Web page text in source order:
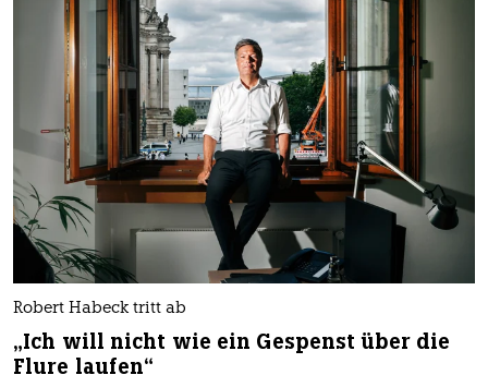
Robert Habeck tritt ab
„Ich will nicht wie ein Gespenst über die
Flure laufen“